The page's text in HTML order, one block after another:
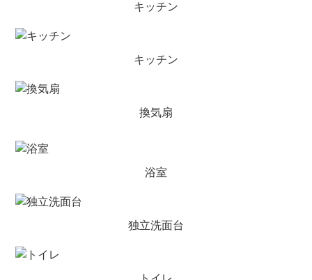
キッチン
キッチン
換気扇
浴室
独立洗面台